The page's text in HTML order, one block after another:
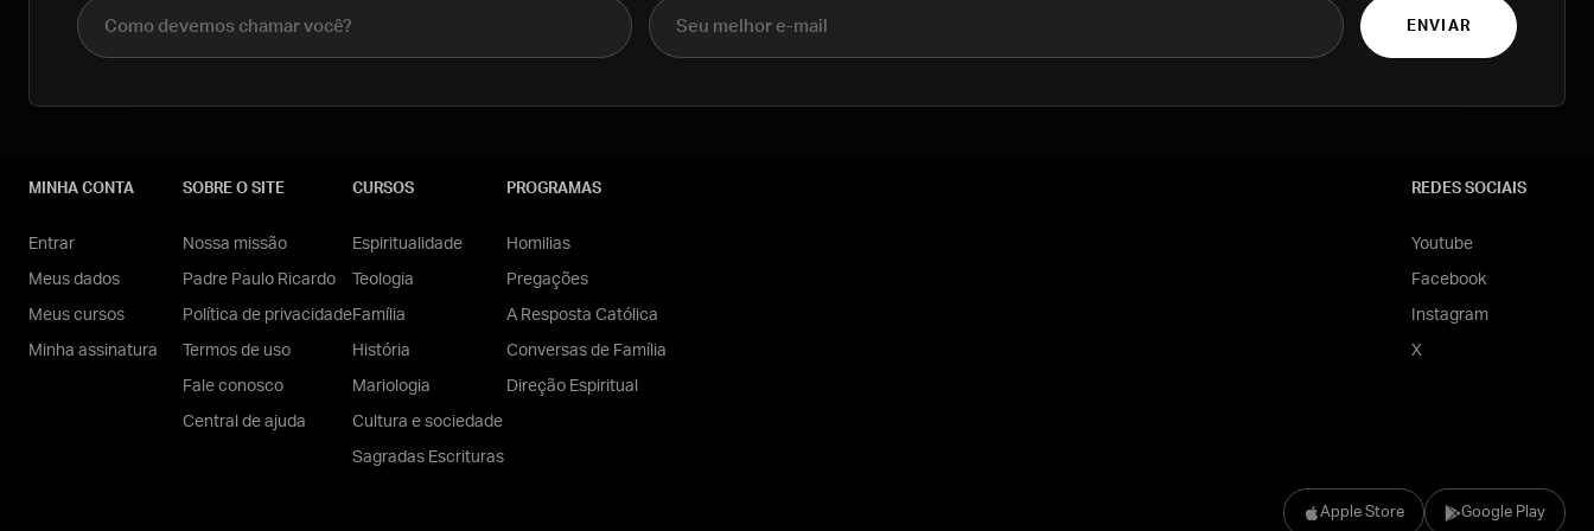
Nome completo E-mail
ENVIAR
Apple Store Google Play
MINHA CONTA
Entrar
Meus dados
Meus cursos
Minha assinatura
SOBRE O SITE
Nossa missão
Padre Paulo Ricardo
Política de privacidade
Termos de uso
Fale conosco
Central de ajuda
CURSOS
Espiritualidade
Teologia
Família
História
Mariologia
Cultura e sociedade
Sagradas Escrituras
PROGRAMAS
Homilias
Pregações
A Resposta Católica
Conversas de Família
Direção Espiritual
REDES SOCIAIS
Youtube
Facebook
Instagram
X